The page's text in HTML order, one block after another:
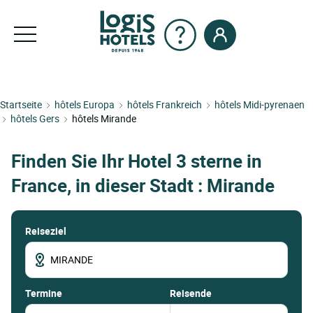
Startseite hôtels Europa hôtels Frankreich
hôtels Midi-pyrenaen
hôtels Gers
hôtels Mirande
Finden Sie Ihr Hotel 3 sterne in
France, in dieser Stadt : Mirande
Reiseziel
termine Reisende